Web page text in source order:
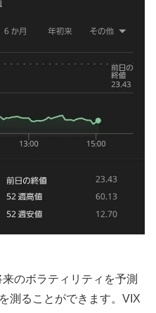
のボラティリティを予測
測ることができます。VIX